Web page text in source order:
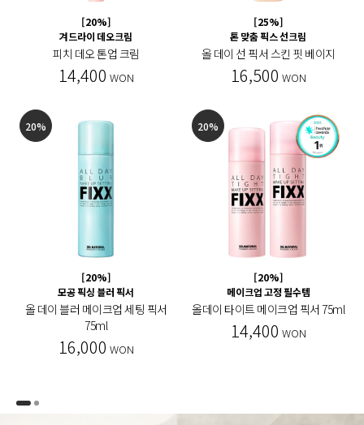
[20%]
겨드라이 데오크림
피치 데오 톤업 크림
14,400 WON
[25%]
톤 맞춤 픽스 선크림
올 데이 선 픽서 스킨 핏 베이지
16,500 WON
20%
[20%]
모공 픽싱 블러 픽서
올 데이 블러 메이크업 세팅 픽서
75ml
16,000 WON
20%
[20%]
메이크업 고정 필수템
올데이 타이트 메이크업 픽서 75ml
14,400 WON